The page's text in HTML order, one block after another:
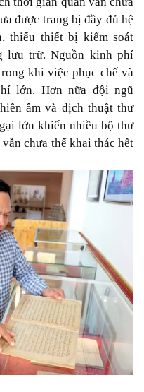
được trang bị đầy đủ hệ
thiếu thiết bị kiểm soát
lưu trữ. Nguồn kinh phí
khi việc phục chế và
lớn. Hơn nữa đội ngũ
âm và dịch thuật thư
lớn khiến nhiều bộ thư
chưa thể khai thác hết